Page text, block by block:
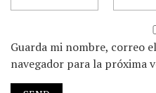
Guarda mi nombre, correo
navegador para la próxima